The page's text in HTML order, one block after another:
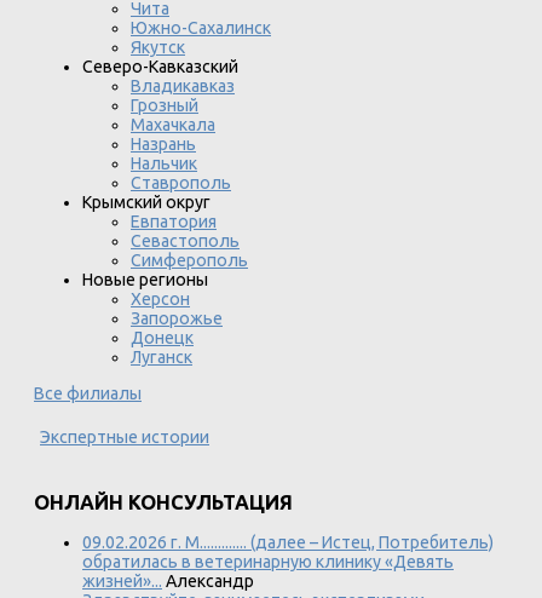
Чита
Южно-Сахалинск
Якутск
Северо-Кавказский
Владикавказ
Грозный
Махачкала
Назрань
Нальчик
Ставрополь
Крымский округ
Евпатория
Севастополь
Симферополь
Новые регионы
Херсон
Запорожье
Донецк
Луганск
Все филиалы
Экспертные истории
ОНЛАЙН КОНСУЛЬТАЦИЯ
09.02.2026 г. М............. (далее – Истец, Потребитель)
обратилась в ветеринарную клинику «Девять
жизней»... Александр